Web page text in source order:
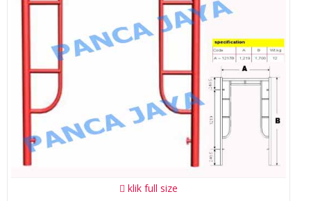
klik full size